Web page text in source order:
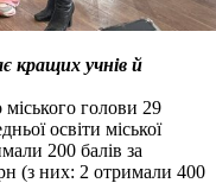
кращих учнів й
голови 29
освіти міської
200 балів за
(з них: 2 отримали 400